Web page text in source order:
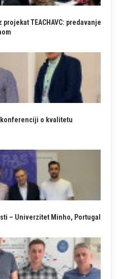
TEACHAVC: predavanje
konferenciji o kvalitetu
– Univerzitet Minho, Portugal